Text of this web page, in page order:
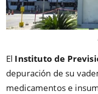
El Instituto de
depuración de su
medicamentos e